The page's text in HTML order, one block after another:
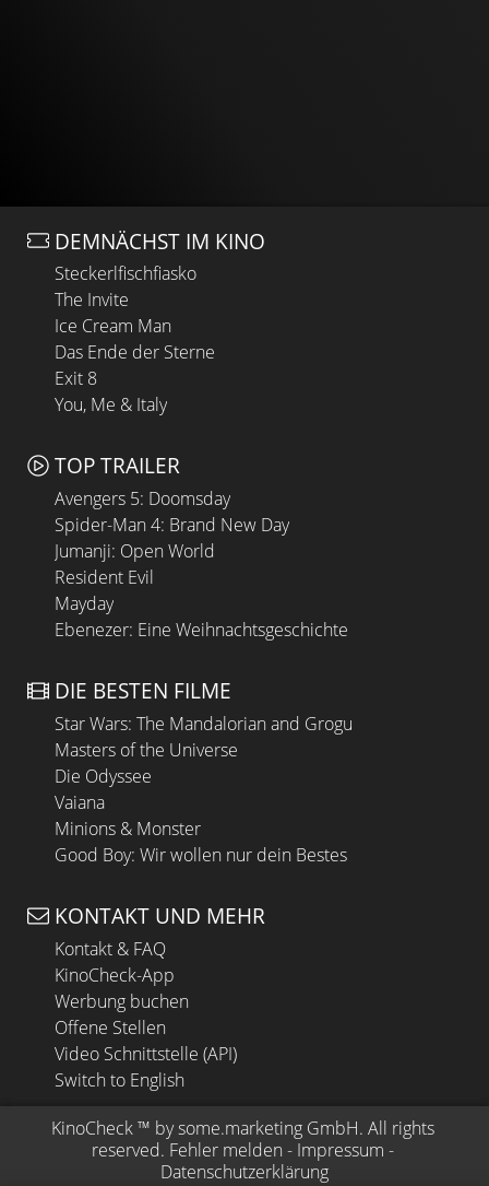
DEMNÄCHST IM KINO
Steckerlfischfiasko
The Invite
Ice Cream Man
Das Ende der Sterne
Exit 8
You, Me & Italy
TOP TRAILER
Avengers 5: Doomsday
Spider-Man 4: Brand New Day
Jumanji: Open World
Resident Evil
Mayday
Ebenezer: Eine Weihnachtsgeschichte
DIE BESTEN FILME
Star Wars: The Mandalorian and Grogu
Masters of the Universe
Die Odyssee
Vaiana
Minions & Monster
Good Boy: Wir wollen nur dein Bestes
KONTAKT UND MEHR
Kontakt & FAQ
KinoCheck-App
Werbung buchen
Offene Stellen
Video Schnittstelle (API)
Switch to English
KinoCheck ™ by some.marketing GmbH. All rights
reserved. Fehler melden - Impressum -
Datenschutzerklärung